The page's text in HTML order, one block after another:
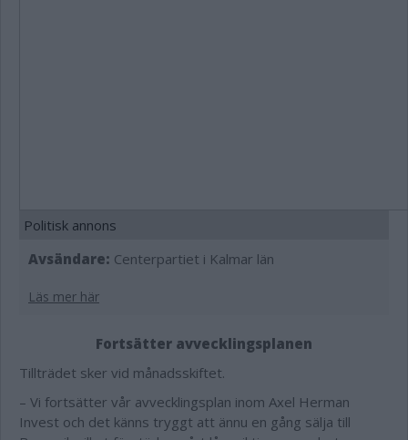
Politisk annons
Avsändare: Centerpartiet i Kalmar län
Läs mer här
Fortsätter avvecklingsplanen
Tillträdet sker vid månadsskiftet.
– Vi fortsätter vår avvecklingsplan inom Axel Herman
Invest och det känns tryggt att ännu en gång sälja till